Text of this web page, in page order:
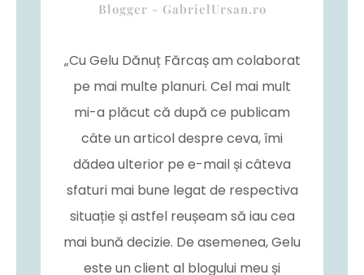
Blogger - GabrielUrsan.ro
„Cu Gelu Dănuț Fărcaș am colaborat
pe mai multe planuri. Cel mai mult
mi-a plăcut că după ce publicam
câte un articol despre ceva, îmi
dădea ulterior pe e-mail și câteva
sfaturi mai bune legat de respectiva
situație și astfel reușeam să iau cea
mai bună decizie. De asemenea, Gelu
este un client al blogului meu și